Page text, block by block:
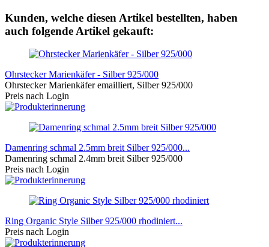
Kunden, welche diesen Artikel bestellten, haben
auch folgende Artikel gekauft:
Ohrstecker Marienkäfer - Silber 925/000
Ohrstecker Marienkäfer emailliert, Silber 925/000
Preis nach Login
Damenring schmal 2.5mm breit Silber 925/000...
Damenring schmal 2.4mm breit Silber 925/000
Preis nach Login
Ring Organic Style Silber 925/000 rhodiniert...
Preis nach Login